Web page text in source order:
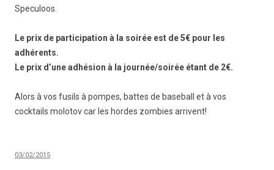
Speculoos.
Le prix de participation à la soirée est de 5€ pour les
adhérents.
Le prix d’une adhésion à la journée/soirée étant de 2€.
Alors à vos fusils à pompes, battes de baseball et à vos
cocktails molotov car les hordes zombies arrivent!
03/02/2015